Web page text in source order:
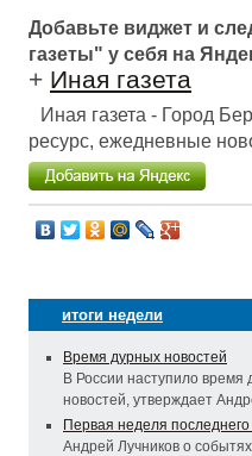
Добавьте виджет и
газеты" у себя на
+ Иная газета
Иная газета - Город
ресурс, ежедневные
итоги недели
Время дурных новостей
В России наступило время
новостей, утверждает
Первая неделя
Андрей Лучников о